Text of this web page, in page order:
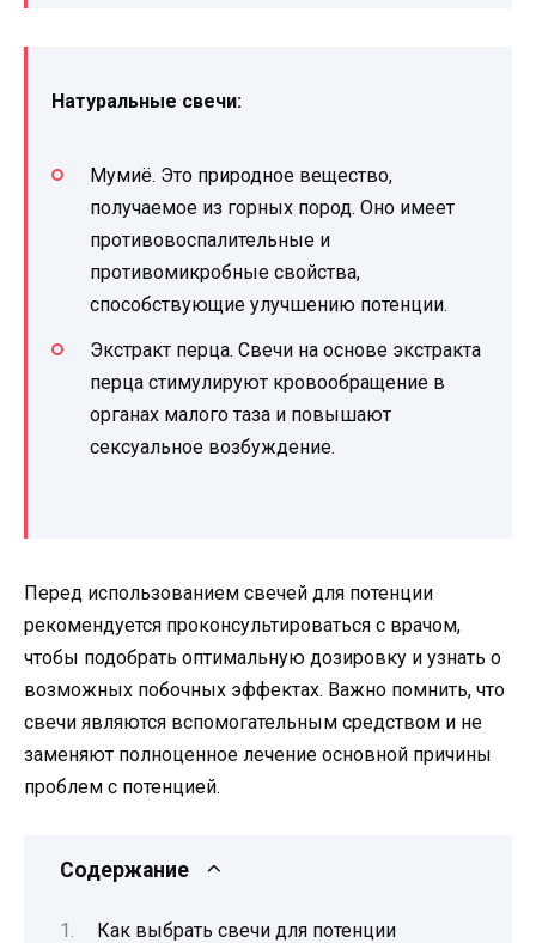
Натуральные свечи:
Мумиё. Это природное вещество,
получаемое из горных пород. Оно имеет
противовоспалительные и
противомикробные свойства,
способствующие улучшению потенции.
Экстракт перца. Свечи на основе экстракта
перца стимулируют кровообращение в
органах малого таза и повышают
сексуальное возбуждение.
Перед использованием свечей для потенции
рекомендуется проконсультироваться с врачом,
чтобы подобрать оптимальную дозировку и узнать о
возможных побочных эффектах. Важно помнить, что
свечи являются вспомогательным средством и не
заменяют полноценное лечение основной причины
проблем с потенцией.
Содержание
Как выбрать свечи для потенции